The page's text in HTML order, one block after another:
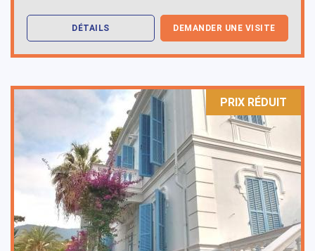
DÉTAILS DEMANDER UNE VISITE
PRIX ​​RÉDUIT